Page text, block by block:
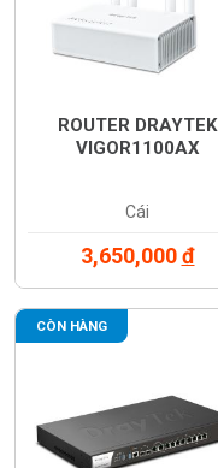
ROUTER DRAYTEK
VIGOR1100AX
Cái
3,650,000đ
CÒN HÀNG